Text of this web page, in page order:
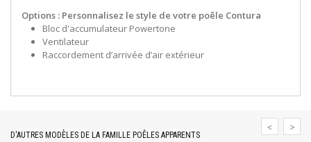
Options : Personnalisez le style de votre poêle Contura
Bloc d'accumulateur Powertone
Ventilateur
Raccordement d’arrivée d’air extérieur
D'AUTRES MODÈLES DE LA FAMILLE POÊLES APPARENTS